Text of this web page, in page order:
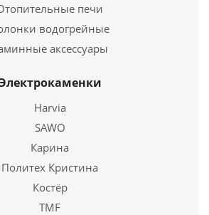
печи
водогрейные
аксессуары
Harvia
SAWO
Карина
Политех Кристина
Костёр
TMF